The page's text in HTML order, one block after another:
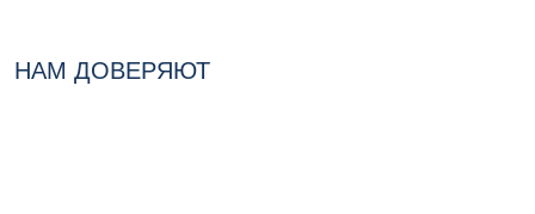
НАМ ДОВЕРЯЮТ